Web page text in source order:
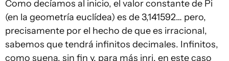
Como decíamos al inicio, el valor constante de Pi
(en la geometría euclídea) es de 3,141592… pero,
precisamente por el hecho de que es irracional,
sabemos que tendrá infinitos decimales. Infinitos,
como suena, sin fin y, para más inri, en este caso